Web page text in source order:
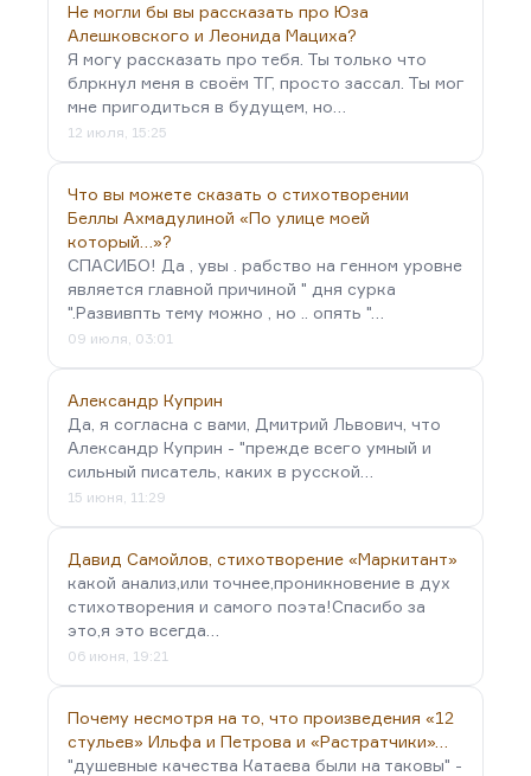
Не могли бы вы рассказать про Юза
Алешковского и Леонида Мациха?
Я могу рассказать про тебя. Ты только что
блркнул меня в своём ТГ, просто зассал. Ты мог
мне пригодиться в будущем, но…
12 июля, 15:25
Что вы можете сказать о стихотворении
Беллы Ахмадулиной «По улице моей
который…»?
СПАСИБО! Да , увы . рабство на генном уровне
является главной причиной " дня сурка
".Развивпть тему можно , но .. опять "…
09 июля, 03:01
Александр Куприн
Да, я согласна с вами, Дмитрий Львович, что
Александр Куприн - "прежде всего умный и
сильный писатель, каких в русской…
15 июня, 11:29
Давид Самойлов, стихотворение «Маркитант»
какой анализ,или точнее,проникновение в дух
стихотворения и самого поэта!Спасибо за
это,я это всегда…
06 июня, 19:21
Почему несмотря на то, что произведения «12
стульев» Ильфа и Петрова и «Растратчики»…
"душевные качества Катаева были на таковы" -